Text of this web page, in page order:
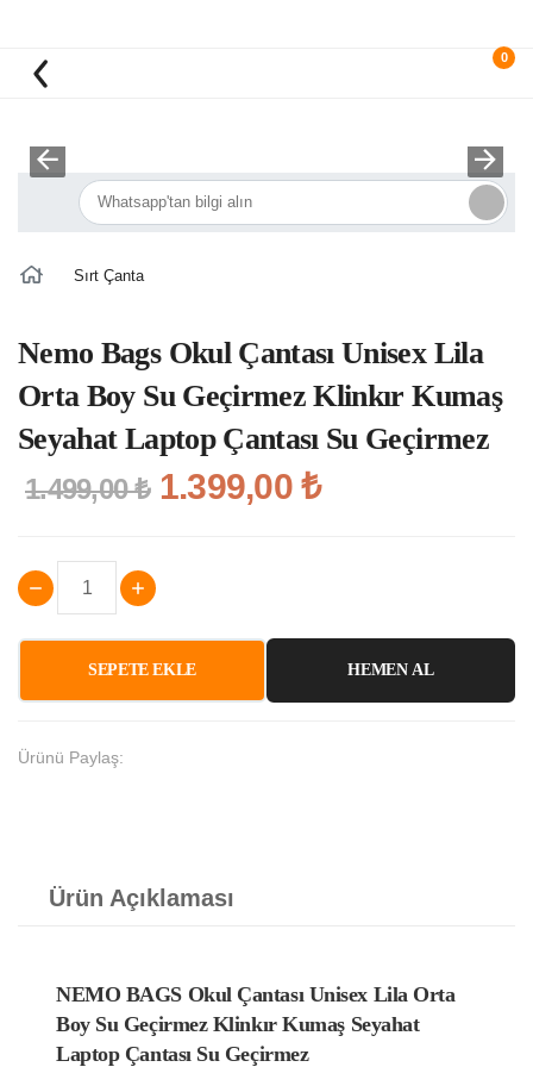
0
Sırt Çanta
Nemo Bags Okul Çantası Unisex Lila
Orta Boy Su Geçirmez Klinkır Kumaş
Seyahat Laptop Çantası Su Geçirmez
1.499,00 ₺ 1.399,00 ₺
SEPETE EKLE HEMEN AL
Ürünü Paylaş:
Ürün Açıklaması
NEMO BAGS Okul Çantası Unisex Lila Orta
Boy Su Geçirmez Klinkır Kumaş Seyahat
Laptop Çantası Su Geçirmez